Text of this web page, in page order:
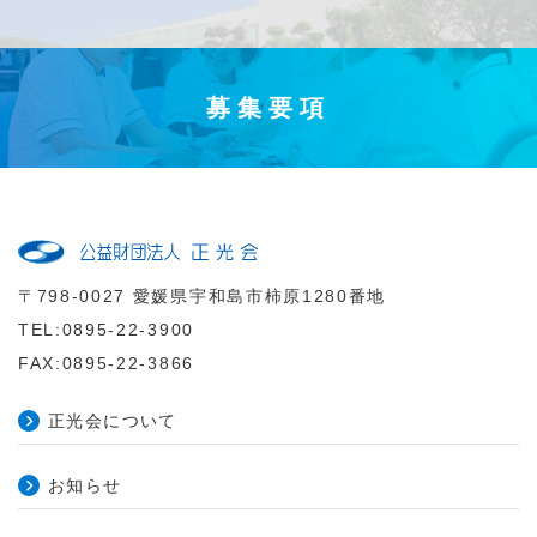
募集要項
〒798-0027 愛媛県宇和島市柿原1280番地
TEL:0895-22-3900
FAX:0895-22-3866
正光会について
お知らせ